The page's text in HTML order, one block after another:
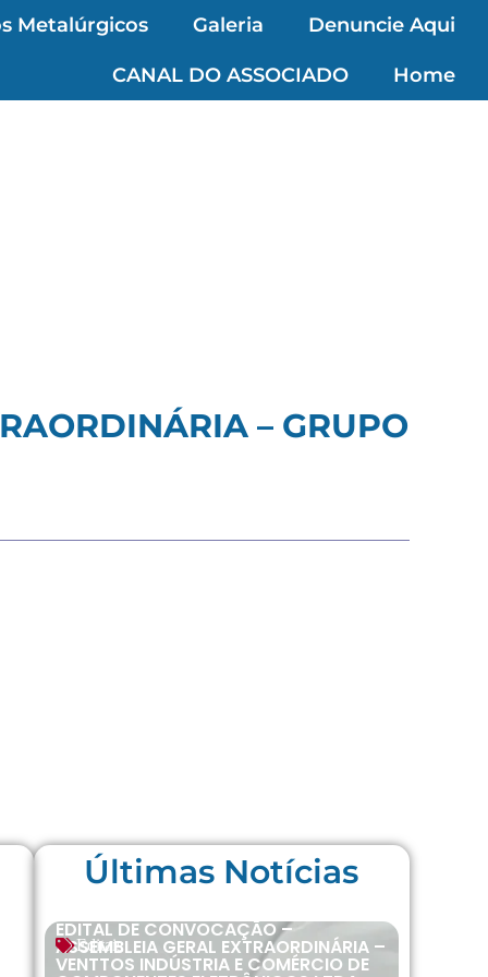
Metalúrgicos Galeria Denuncie Aqui
CANAL DO ASSOCIADO Home
– GRUPO
Últimas Notícias
Editais
EDITAL DE CONVOCAÇÃO –
ASSEMBLEIA GERAL EXTRAORDINÁRIA –
VENTTOS INDÚSTRIA E COMÉRCIO DE